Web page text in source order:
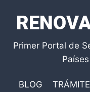
Primer Portal de
BLOG